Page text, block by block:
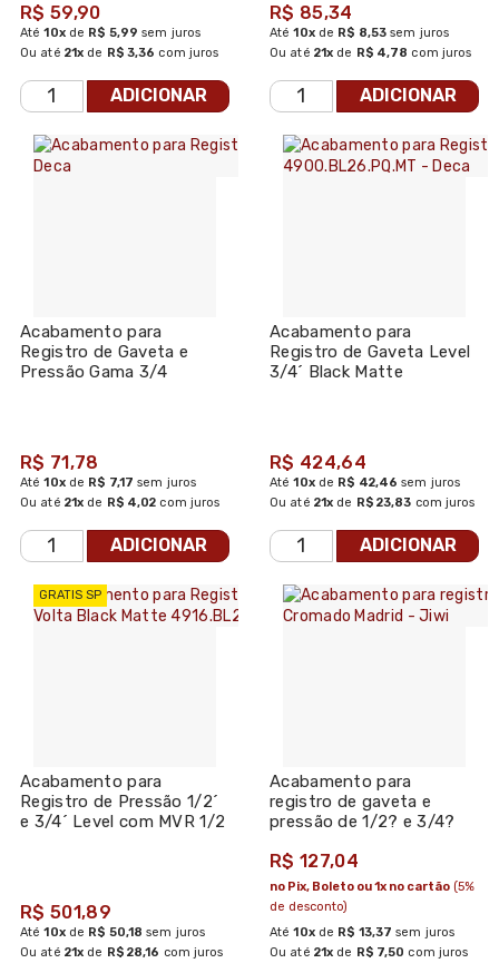
R$ 59,90
Até10xde R$ 5,99 sem juros
Ou até 21x de R$ 3,36 com juros
ADICIONAR
R$ 85,34
Até10xde R$ 8,53 sem juros
Ou até 21x de R$ 4,78 com juros
ADICIONAR
Acabamento para
Registro de Gaveta e
Pressão Gama 3/4
R$ 71,78
Até10xde R$ 7,17 sem juros
Ou até 21x de R$ 4,02 com juros
ADICIONAR
Acabamento para
Registro de Gaveta Level
3/4´ Black Matte
R$ 424,64
Até10xde R$ 42,46 sem juros
Ou até 21x de R$ 23,83 com juros
ADICIONAR
GRATIS SP
Acabamento para
Registro de Pressão 1/2´
e 3/4´ Level com MVR 1/2
R$ 501,89
Até10xde R$ 50,18 sem juros
Ou até 21x de R$ 28,16 com juros
Acabamento para
registro de gaveta e
pressão de 1/2? e 3/4?
R$ 127,04
Até10xde R$ 13,37 sem juros
Ou até 21x de R$ 7,50 com juros
no Pix, Boleto ou 1x no cartão (5%
de desconto)